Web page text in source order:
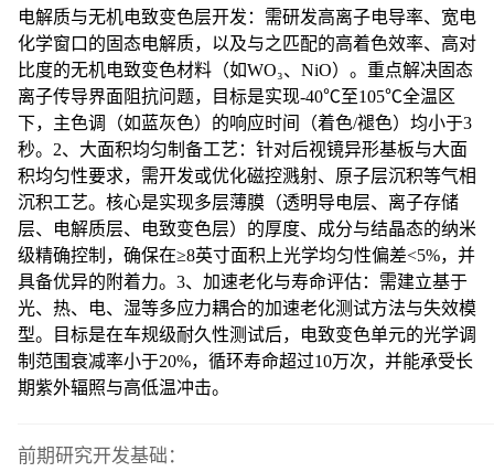
电解质与无机电致变色层开发：需研发高离子电导率、宽电
化学窗口的固态电解质，以及与之匹配的高着色效率、高对
比度的无机电致变色材料（如WO₃、NiO）。重点解决固态
离子传导界面阻抗问题，目标是实现-40℃至105℃全温区
下，主色调（如蓝灰色）的响应时间（着色/褪色）均小于3
秒。2、大面积均匀制备工艺：针对后视镜异形基板与大面
积均匀性要求，需开发或优化磁控溅射、原子层沉积等气相
沉积工艺。核心是实现多层薄膜（透明导电层、离子存储
层、电解质层、电致变色层）的厚度、成分与结晶态的纳米
级精确控制，确保在≥8英寸面积上光学均匀性偏差<5%，并
具备优异的附着力。3、加速老化与寿命评估：需建立基于
光、热、电、湿等多应力耦合的加速老化测试方法与失效模
型。目标是在车规级耐久性测试后，电致变色单元的光学调
制范围衰减率小于20%，循环寿命超过10万次，并能承受长
期紫外辐照与高低温冲击。
前期研究开发基础：